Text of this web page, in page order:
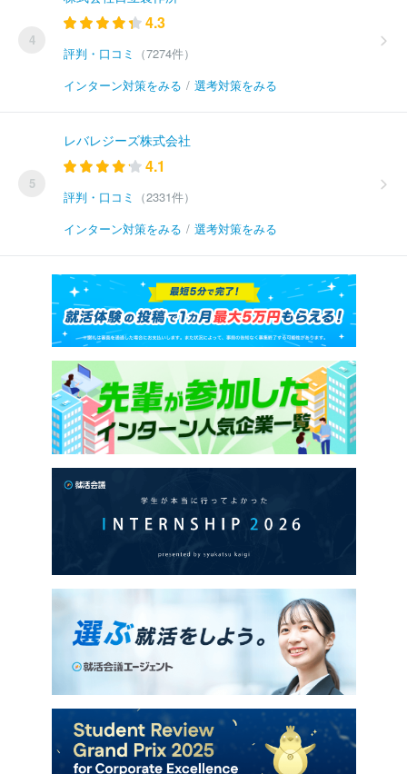
4
4.3
評判・口コミ
（7274件）
インターン対策をみる / 選考対策をみる
5
レバレジーズ株式会社
4.1
評判・口コミ
（2331件）
インターン対策をみる / 選考対策をみる